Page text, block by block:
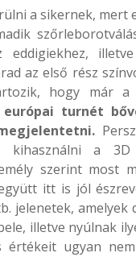
a sikernek, mert
illetve
az első rész
hogy már a
európai turnét
kihasználni a 3D
szerint most
itt is jól
jelenetek,
illetve nyúlnak
értékeit ugyan